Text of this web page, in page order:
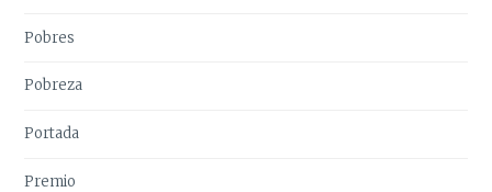
Pobres
Pobreza
Portada
Premio